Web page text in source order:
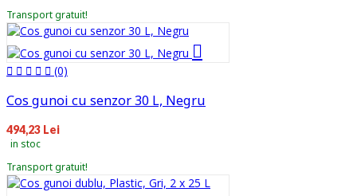
Transport gratuit!
(0)
Cos gunoi cu senzor 30 L, Negru
494,23 Lei
in stoc
Transport gratuit!